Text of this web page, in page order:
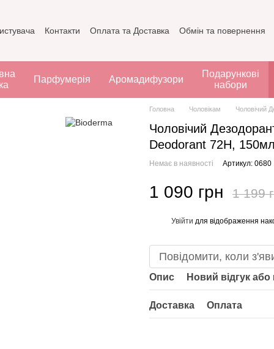
Контакти Оплата та Доставка Обмін та повернення
Парфумерія Аромадифузори
Подарункові
набори
Головна Чоловікам Чоловічий
Чоловічий
Deodorant 72H,
Немає в наявності Артикул: 0680
1 090 грн 1 199
Увійти для відображення
Повідомити, коли
Опис Новий відгук
Доставка Оплата